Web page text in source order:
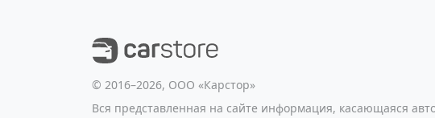
©️ 2016–2026, ООО «Карстор»
Вся представленная на сайте информация, касающаяся